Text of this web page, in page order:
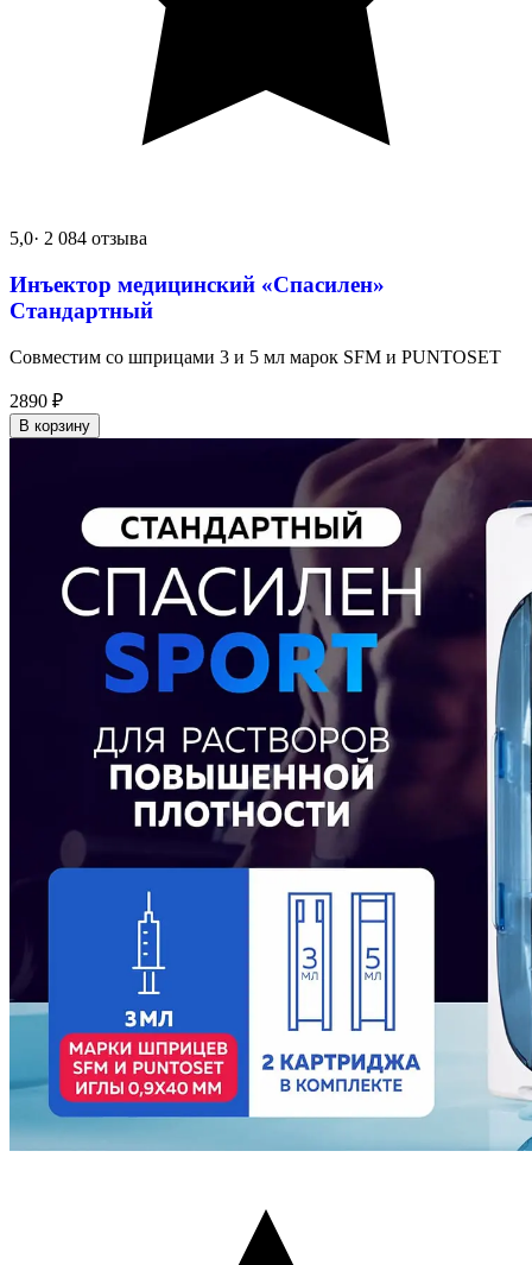
5,0· 2 084 отзыва
Инъектор медицинский «Спасилен»
Стандартный
Совместим со шприцами 3 и 5 мл марок SFM и PUNTOSET
2890 ₽
В корзину